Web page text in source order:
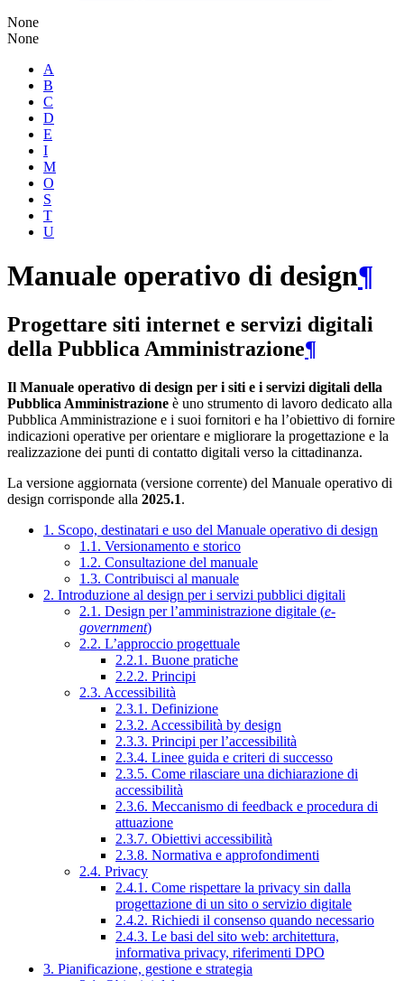
None
None
A
B
C
D
E
I
M
O
S
T
U
Manuale operativo di design¶
Progettare siti internet e servizi digitali
della Pubblica Amministrazione¶
Il Manuale operativo di design per i siti e i servizi digitali della
Pubblica Amministrazione è uno strumento di lavoro dedicato alla
Pubblica Amministrazione e i suoi fornitori e ha l’obiettivo di fornire
indicazioni operative per orientare e migliorare la progettazione e la
realizzazione dei punti di contatto digitali verso la cittadinanza.
La versione aggiornata (versione corrente) del Manuale operativo di
design corrisponde alla 2025.1.
1. Scopo, destinatari e uso del Manuale operativo di design
1.1. Versionamento e storico
1.2. Consultazione del manuale
1.3. Contribuisci al manuale
2. Introduzione al design per i servizi pubblici digitali
2.1. Design per l’amministrazione digitale (e-
government)
2.2. L’approccio progettuale
2.2.1. Buone pratiche
2.2.2. Principi
2.3. Accessibilità
2.3.1. Definizione
2.3.2. Accessibilità by design
2.3.3. Principi per l’accessibilità
2.3.4. Linee guida e criteri di successo
2.3.5. Come rilasciare una dichiarazione di
accessibilità
2.3.6. Meccanismo di feedback e procedura di
attuazione
2.3.7. Obiettivi accessibilità
2.3.8. Normativa e approfondimenti
2.4. Privacy
2.4.1. Come rispettare la privacy sin dalla
progettazione di un sito o servizio digitale
2.4.2. Richiedi il consenso quando necessario
2.4.3. Le basi del sito web: architettura,
informativa privacy, riferimenti DPO
3. Pianificazione, gestione e strategia